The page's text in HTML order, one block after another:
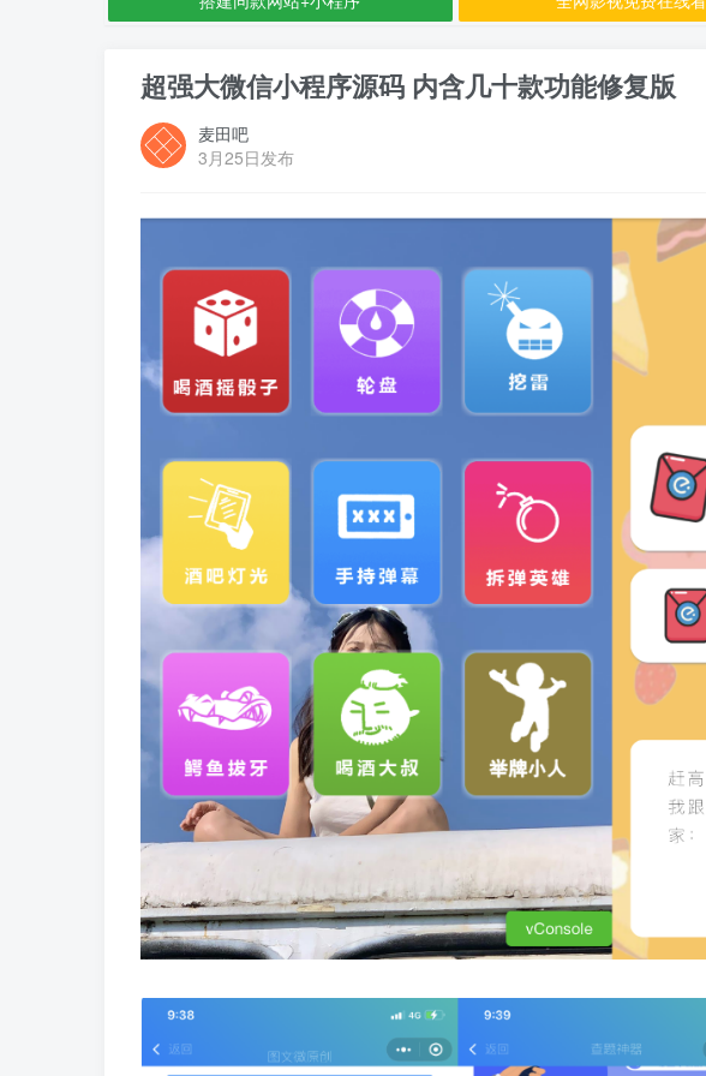
超强大微信小程序源码 内含几十款功能修复版
麦田吧
3月25日发布